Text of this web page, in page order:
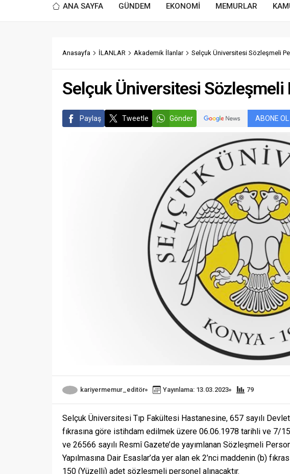
ANA SAYFA GÜNDEM EKONOMİ MEMURLAR
Anasayfa İLANLAR Akademik İlanlar Selçuk Üniversitesi Sözleşmeli
Selçuk Üniversitesi Sözleşmeli
Paylaş Tweetle Gönder ABONE OL
kariyermemur_editör Yayınlama: 13.03.2023 79
Selçuk Üniversitesi Tıp Fakültesi Hastanesine, 657 sayılı
fıkrasına göre istihdam edilmek üzere 06.06.1978 tarihli ve 7/
ve 26566 sayılı Resmî Gazete’de yayımlanan Sözleşmeli
Yapılmasına Dair Esaslar’da yer alan ek 2’nci maddenin (b)
150 (Yüzelli) adet sözleşmeli personel alınacaktır.